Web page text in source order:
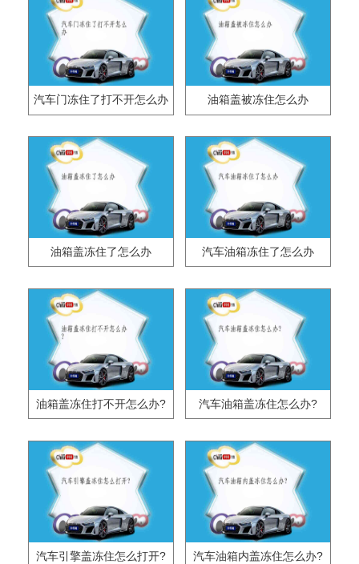
汽车门冻住了打不开怎么办 油箱盖被冻住怎么办
油箱盖冻住了怎么办 汽车油箱冻住了怎么办
油箱盖冻住打不开怎么办? 汽车油箱盖冻住怎么办?
汽车引擎盖冻住怎么打开? 汽车油箱内盖冻住怎么办?